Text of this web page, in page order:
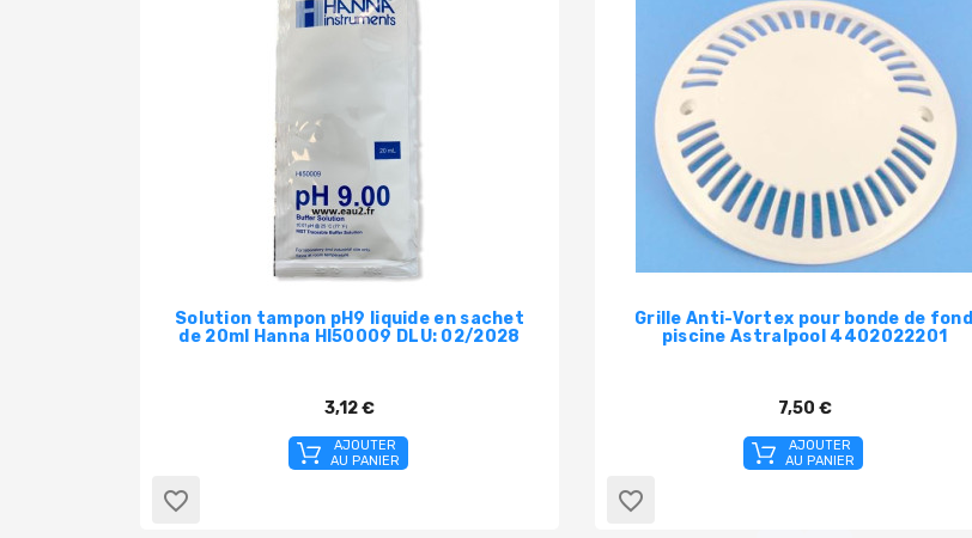
Solution tampon pH9 liquide en sachet
de 20ml Hanna HI50009 DLU: 02/2028
3,12 €
AJOUTER
AU PANIER
favorite_border
Grille Anti-Vortex pour bonde de fond
piscine Astralpool 4402022201
7,50 €
AJOUTER
AU PANIER
favorite_border